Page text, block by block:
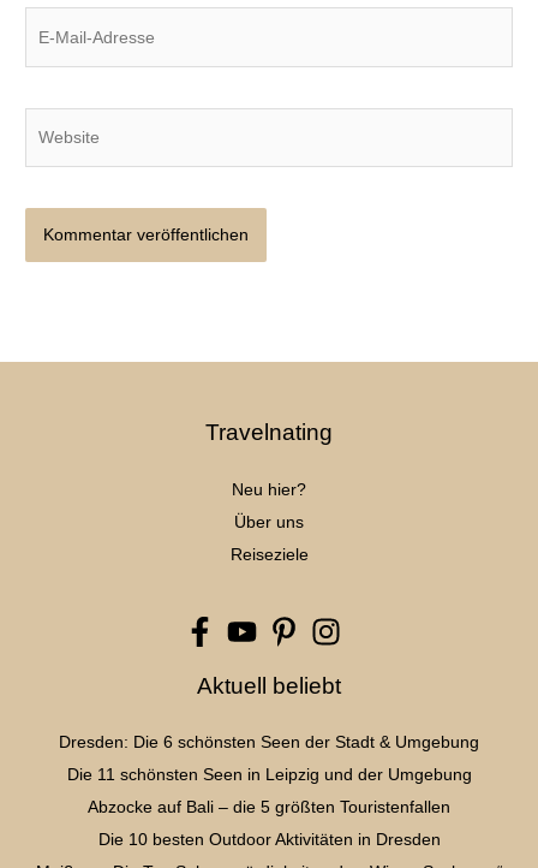
Travelnating
Neu hier?
Über uns
Reiseziele
Aktuell beliebt
Dresden: Die 6 schönsten Seen der Stadt & Umgebung
Die 11 schönsten Seen in Leipzig und der Umgebung
Abzocke auf Bali – die 5 größten Touristenfallen
Die 10 besten Outdoor Aktivitäten in Dresden